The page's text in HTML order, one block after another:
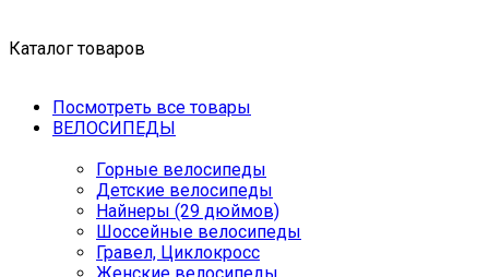
Каталог товаров
Посмотреть все товары
ВЕЛОСИПЕДЫ
Горные велосипеды
Детские велосипеды
Найнеры (29 дюймов)
Шоссейные велосипеды
Гравел, Циклокросс